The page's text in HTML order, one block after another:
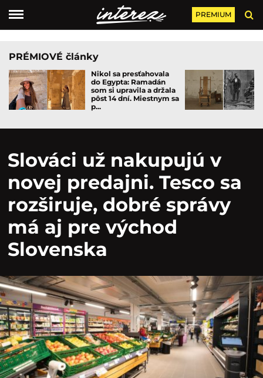
PREMIUM
PRÉMIOVÉ články
Nikol sa presťahovala
do Egypta: Ramadán
som si upravila a držala
pôst 14 dní. Miestnym sa
p...
Slováci už nakupujú v
novej predajni. Tesco sa
rozširuje, dobré správy
má aj pre východ
Slovenska